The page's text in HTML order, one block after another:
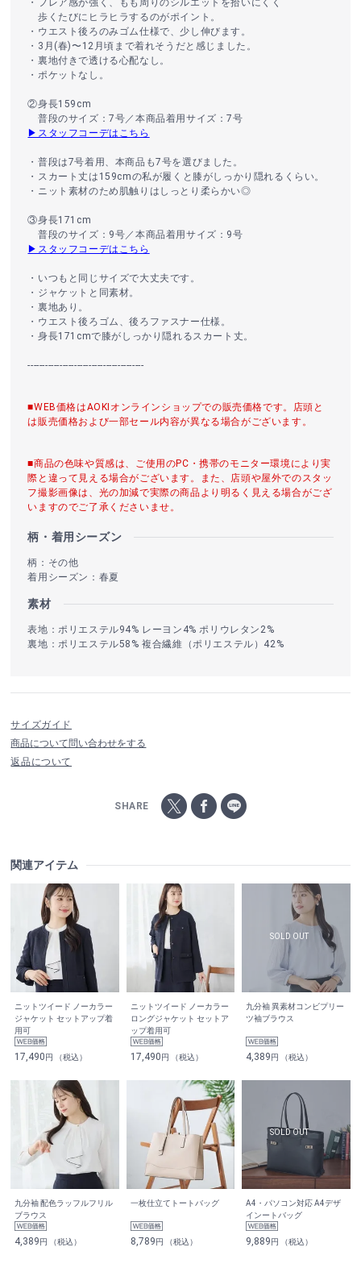
・フレア感が強く、もも周りのシルエットを拾いにくく
歩くたびにヒラヒラするのがポイント。
・ウエスト後ろのみゴム仕様で、少し伸びます。
・3月(春)〜12月頃まで着れそうだと感じました。
・裏地付きで透ける心配なし。
・ポケットなし。
②身長159cm
普段のサイズ：7号／本商品着用サイズ：7号
▶スタッフコーデはこちら
・普段は7号着用、本商品も7号を選びました。
・スカート丈は159cmの私が履くと膝がしっかり隠れるくらい。
・ニット素材のため肌触りはしっとり柔らかい◎
③身長171cm
普段のサイズ：9号／本商品着用サイズ：9号
▶スタッフコーデはこちら
・いつもと同じサイズで大丈夫です。
・ジャケットと同素材。
・裏地あり。
・ウエスト後ろゴム、後ろファスナー仕様。
・身長171cmで膝がしっかり隠れるスカート丈。
----------------------------------------
■WEB価格はAOKIオンラインショップでの販売価格です。店頭と
は販売価格および一部セール内容が異なる場合がございます。
■商品の色味や質感は、ご使用のPC・携帯のモニター環境により実
際と違って見える場合がございます。また、店頭や屋外でのスタッ
フ撮影画像は、光の加減で実際の商品より明るく見える場合がござ
いますのでご了承くださいませ。
柄・着用シーズン
柄：その他
着用シーズン：春夏
素材
表地：ポリエステル94% レーヨン4% ポリウレタン2%
裏地：ポリエステル58% 複合繊維（ポリエステル）42%
サイズガイド
商品について問い合わせをする
返品について
SHARE
関連アイテム
ニットツイード ノーカラー
ジャケット セットアップ着
用可
17,490円 （税込）
ニットツイード ノーカラー
ロングジャケット セットア
ップ着用可
17,490円 （税込）
九分袖 異素材コンビプリー
ツ袖ブラウス
4,389円 （税込）
九分袖 配色ラッフルフリル
ブラウス
4,389円 （税込）
一枚仕立てトートバッグ
8,789円 （税込）
A4・パソコン対応 A4デザ
インートバッグ
9,889円 （税込）